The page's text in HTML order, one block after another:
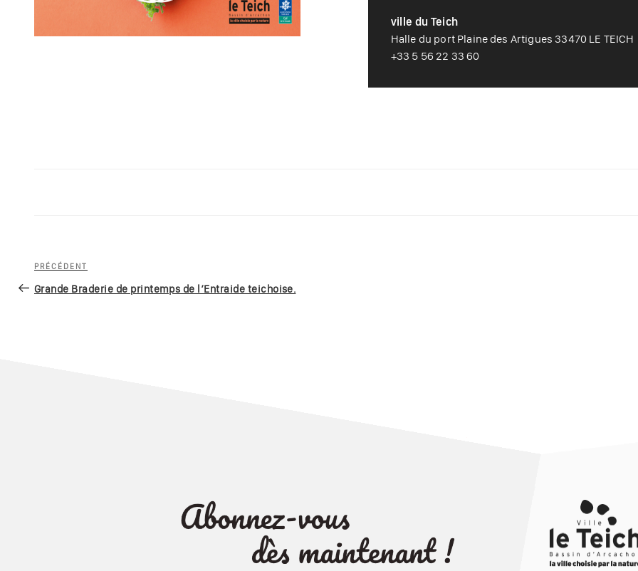
ville du Teich
Halle du port Plaine des Artigues 33470 LE TEICH
+33 5 56 22 33 60
Navigation
de
Article
précédent
PRÉCÉDENT
Grande Braderie de printemps de l’Entraide teichoise.